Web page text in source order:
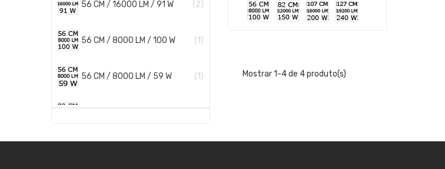
56 CM / 16000 LM / 91 W 2
56 CM / 8000 LM / 100 W 1
56 CM / 8000 LM / 59 W 1 Mostrar 1-4 de 4 produto(s)